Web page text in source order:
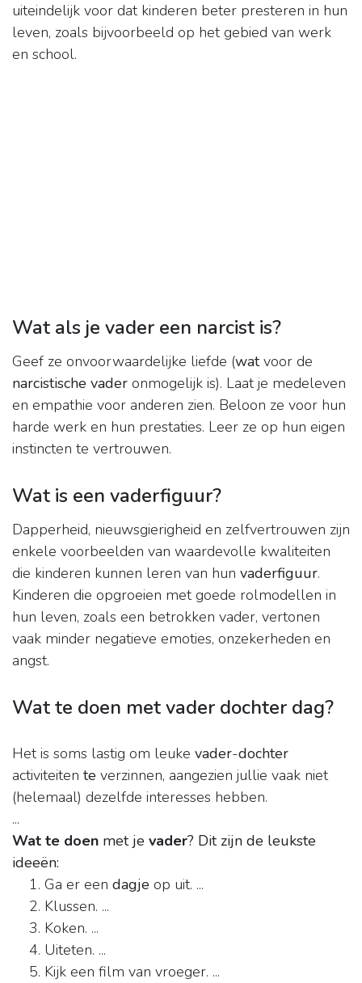
uiteindelijk voor dat kinderen beter presteren in hun
leven, zoals bijvoorbeeld op het gebied van werk
en school.
Wat als je vader een narcist is?
Geef ze onvoorwaardelijke liefde (watvoor de
narcistische vader onmogelijk is). Laat je medeleven
en empathie voor anderen zien. Beloon ze voor hun
harde werk en hun prestaties. Leer ze op hun eigen
instincten te vertrouwen.
Wat is een vaderfiguur?
Dapperheid, nieuwsgierigheid en zelfvertrouwen zijn
enkele voorbeelden van waardevolle kwaliteiten
die kinderen kunnen leren van hun vaderfiguur.
Kinderen die opgroeien met goede rolmodellen in
hun leven, zoals een betrokken vader, vertonen
vaak minder negatieve emoties, onzekerheden en
angst.
Wat te doen met vader dochter dag?
Het is soms lastig om leuke vader-dochter
activiteiten te verzinnen, aangezien jullie vaak niet
(helemaal) dezelfde interesses hebben.
...
Wat te doen met je vader? Dit zijn de leukste
ideeën:
Ga er een dagje op uit. ...
Klussen. ...
Koken. ...
Uiteten. ...
Kijk een film van vroeger. ...